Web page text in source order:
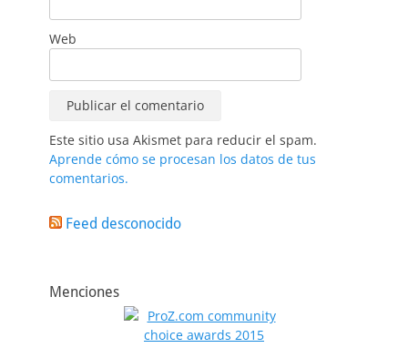
Web
Este sitio usa Akismet para reducir el spam.
Aprende cómo se procesan los datos de tus
comentarios.
Feed desconocido
Menciones